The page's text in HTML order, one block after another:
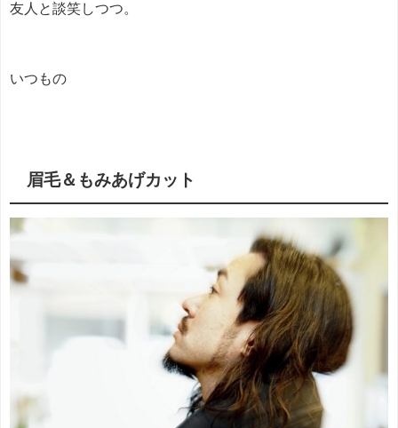
友人と談笑しつつ。
いつもの
眉毛＆もみあげカット